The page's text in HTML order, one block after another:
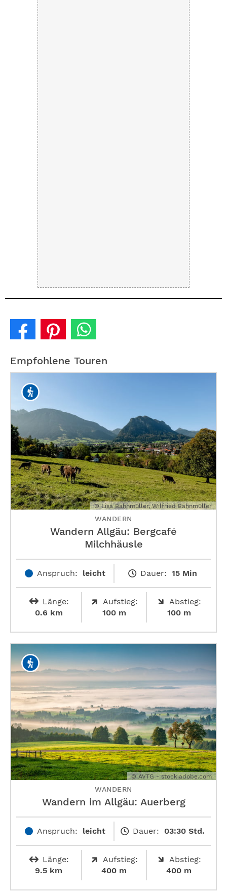
Empfohlene Touren
© Lisa Bahnmüller, Wilfried Bahnmüller
WANDERN
Wandern Allgäu: Bergcafé
Milchhäusle
Anspruch: leicht Dauer: 15 Min
Länge:
0.6 km
Aufstieg:
100 m
Abstieg:
100 m
© AVTG - stock.adobe.com
WANDERN
Wandern im Allgäu: Auerberg
Anspruch: leicht Dauer: 03:30 Std.
Länge:
9.5 km
Aufstieg:
400 m
Abstieg:
400 m